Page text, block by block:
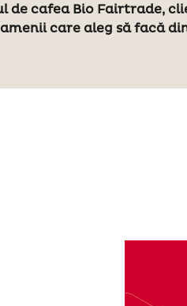
de cafea Bio Fairtrade,
care aleg să facă